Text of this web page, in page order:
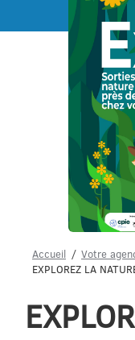
Accueil
Votre
EXPLOREZ LA